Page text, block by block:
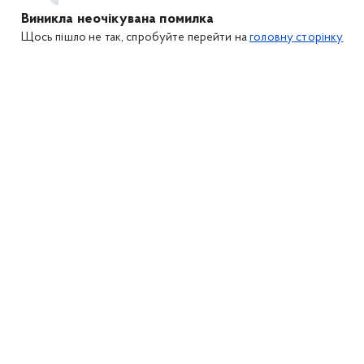
Виникла неочікувана помилка
Щось пішло не так, спробуйте перейти наголовну сторінку